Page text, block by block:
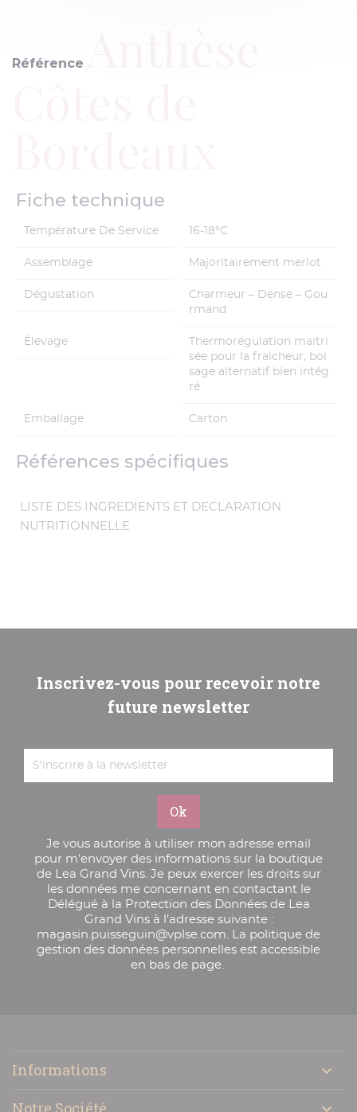
Référence
Fiche technique
Température De Service 16-18°C
Assemblage Majoritairement merlot
Dégustation
Charmeur – Dense – Gou
rmand
Élevage
Thermorégulation maitri
sée pour la fraicheur, boi
sage alternatif bien intég
ré
Emballage Carton
Références spécifiques
LISTE DES INGREDIENTS ET DECLARATION
NUTRITIONNELLE
Inscrivez-vous pour recevoir notre
future newsletter
Je vous autorise à utiliser mon adresse email
pour m'envoyer des informations sur la boutique
de Lea Grand Vins. Je peux exercer les droits sur
les données me concernant en contactant le
Délégué à la Protection des Données de Lea
Grand Vins à l’adresse suivante :
magasin.puisseguin@vplse.com. La politique de
gestion des données personnelles est accessible
en bas de page.

Informations

Notre Société